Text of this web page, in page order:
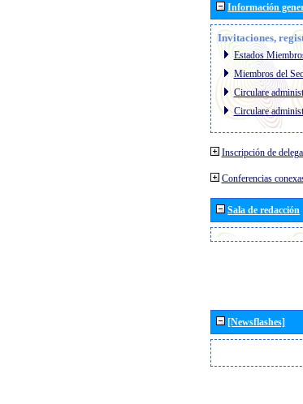
Información
Invitaciones,
Estados
Miembros del
Circulare
Circulare
Inscripción de
Conferencias
Sala de redacción
[Newsflashes]